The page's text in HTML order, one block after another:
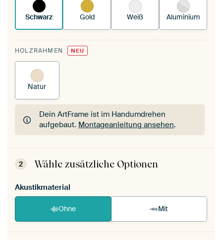
Schwarz Gold Weiß Aluminium
HOLZRAHMEN NEU
Natur
Dein ArtFrame ist im Handumdrehen
aufgebaut. Montageanleitung ansehen.
Dein ArtFrame ist im Handumdrehen
aufgebaut.Montageanleitung ansehen
2 Wähle zusätzliche Optionen
Akustikmaterial
Ohne Mit